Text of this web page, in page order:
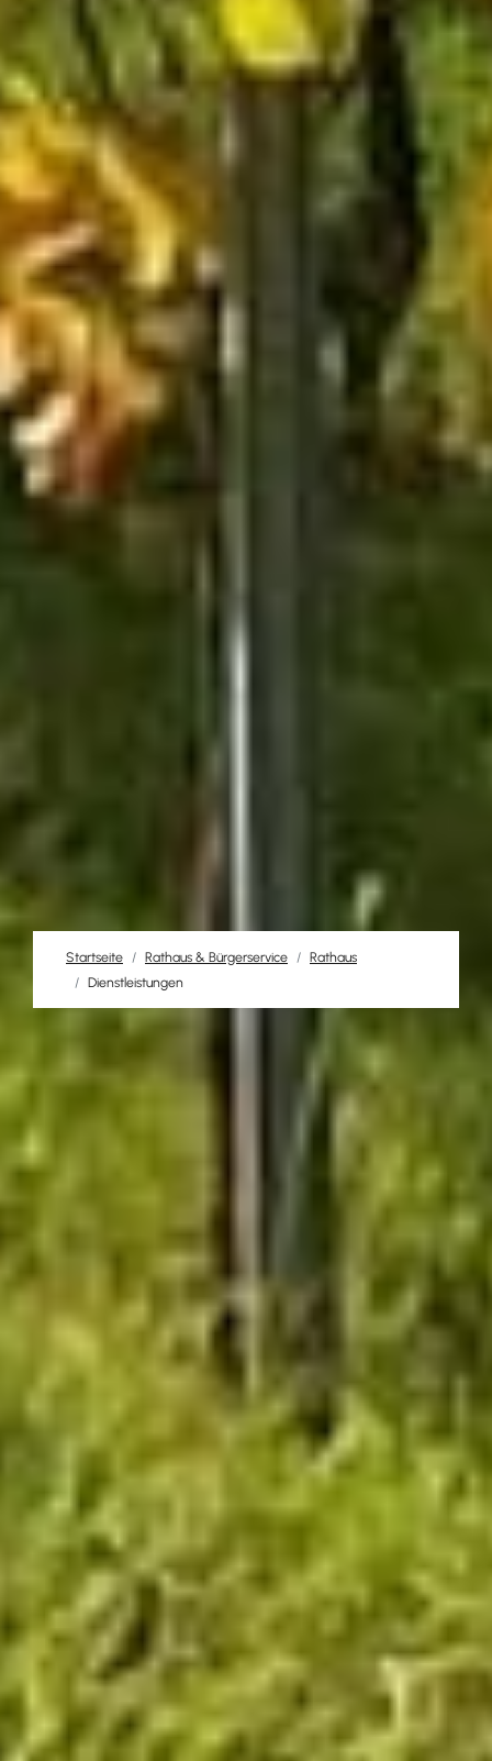
Startseite Rathaus & Bürgerservice
Rathaus
Dienstleistungen